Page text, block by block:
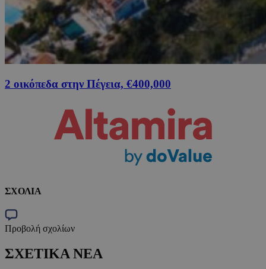
2 οικόπεδα στην Πέγεια, €400,000
ΣΧΟΛΙΑ
Προβολή σχολίων
ΣΧΕΤΙΚΑ ΝΕΑ